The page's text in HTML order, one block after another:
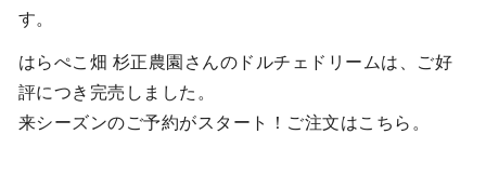
す。
はらぺこ畑 杉正農園さんのドルチェドリームは、ご好
評につき完売しました。
来シーズンのご予約がスタート！ご注文はこちら。